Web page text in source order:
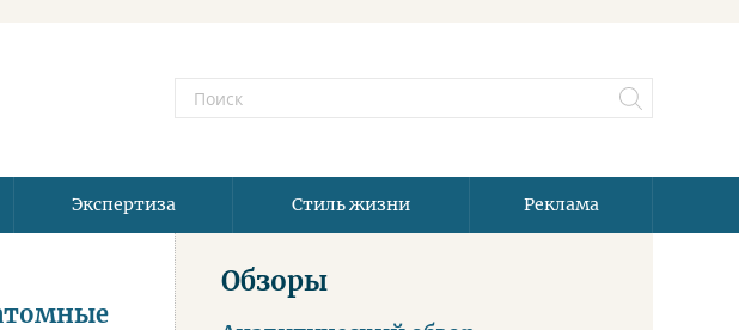
Экспертиза Стиль жизни Реклама
Обзоры